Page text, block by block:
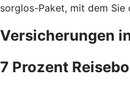
sorglos-Paket, mit dem Sie
Versicherungen
7 Prozent